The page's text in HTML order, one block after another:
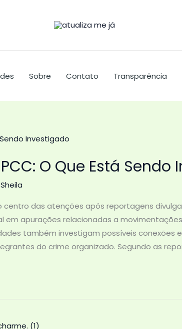
Sobre Contato Transparência
O Que Está Sendo
Sheila
centro das atenções após reportagens
em apurações relacionadas a
também investigam possíveis conexões
do crime organizado. Segundo as